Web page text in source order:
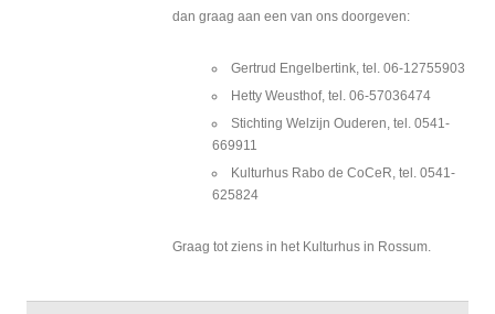
dan graag aan een van ons doorgeven:
Gertrud Engelbertink, tel. 06-12755903
Hetty Weusthof, tel. 06-57036474
Stichting Welzijn Ouderen, tel. 0541-
669911
Kulturhus Rabo de CoCeR, tel. 0541-
625824
Graag tot ziens in het Kulturhus in Rossum.